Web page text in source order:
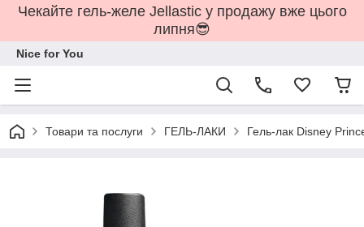
Чекайте гель-желе Jellastic у продажу вже цього
липня😎
Nice for You
Товари та послуги ГЕЛЬ-ЛАКИ Гель-лак Disney